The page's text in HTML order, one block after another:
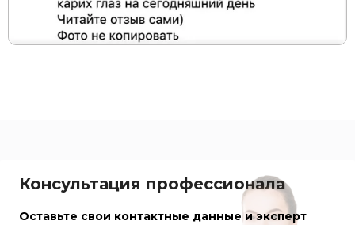
Консультация профессионала
Оставьте свои контактные данные и эксперт